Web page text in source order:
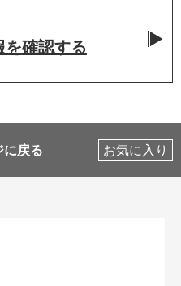
を確認する
に戻る お気に入り